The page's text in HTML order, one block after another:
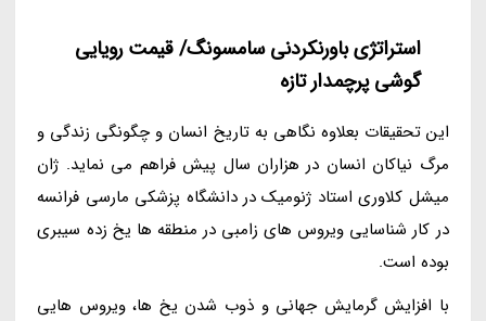
استراتژی باورنکردنی سامسونگ/ قیمت رویایی
گوشی پرچمدار تازه
این تحقیقات بعلاوه نگاهی به تاریخ انسان و چگونگی زندگی و
مرگ نیاکان انسان در هزاران سال پیش فراهم می نماید. ژان
میشل کلاوری استاد ژنومیک در دانشگاه پزشکی مارسی فرانسه
در کار شناسایی ویروس های زامبی در منطقه ها یخ زده سیبری
بوده است.
با افزایش گرمایش جهانی و ذوب شدن یخ ها، ویروس هایی